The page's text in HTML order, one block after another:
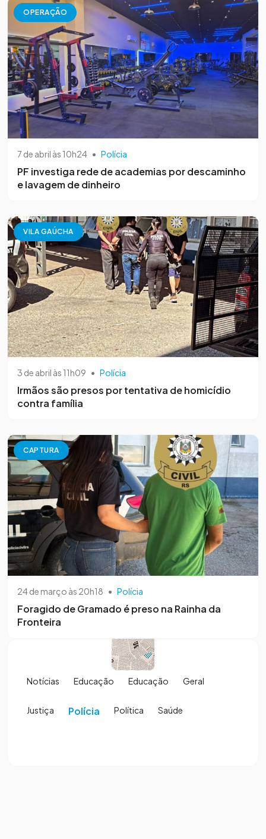
OPERAÇÃO
7 de abril às 10h24 • Polícia
PF investiga rede de academias por descaminho
e lavagem de dinheiro
VILA GAÚCHA
3 de abril às 11h09 • Polícia
Irmãos são presos por tentativa de homicídio
contra família
CAPTURA
24 de março às 20h18 • Polícia
Foragido de Gramado é preso na Rainha da
Fronteira
Notícias Educação Educação Geral
Justiça Polícia Política Saúde